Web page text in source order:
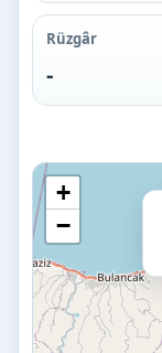
Rüzgâr
-
+
−